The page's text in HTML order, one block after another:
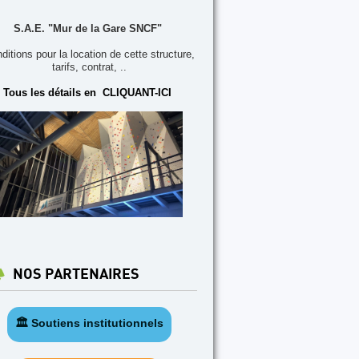
S.A.E. "Mur de la Gare SNCF"
pour la location de cette structure,
tarifs, contrat, ..
Tous les détails en CLIQUANT-ICI
NOS PARTENAIRES
🏛️ Soutiens institutionnels